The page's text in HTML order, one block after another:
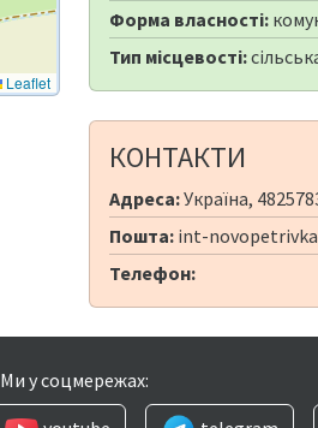
Leaflet
Форма власності:
Тип місцевості:
КОНТАКТИ
Адреса:Україна,
Пошта: int-
Телефон:
Ми у соцмережах: